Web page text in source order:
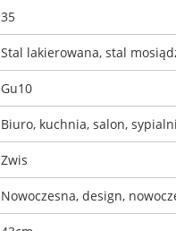
35
Stal lakierowana, stal
Gu10
Biuro, kuchnia, salon,
Zwis
Nowoczesna, design,